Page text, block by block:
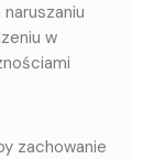
w
zachowanie